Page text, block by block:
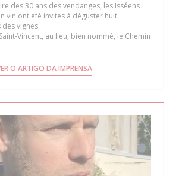
des 30 ans des vendanges, les Isséens
vin ont été invités à déguster huit
des vignes
Vincent, au lieu, bien nommé, le Chemin
NUMA NOVA JANELA))
O ARTIGO DA IMPRENSA((ABRE NUMA NOVA